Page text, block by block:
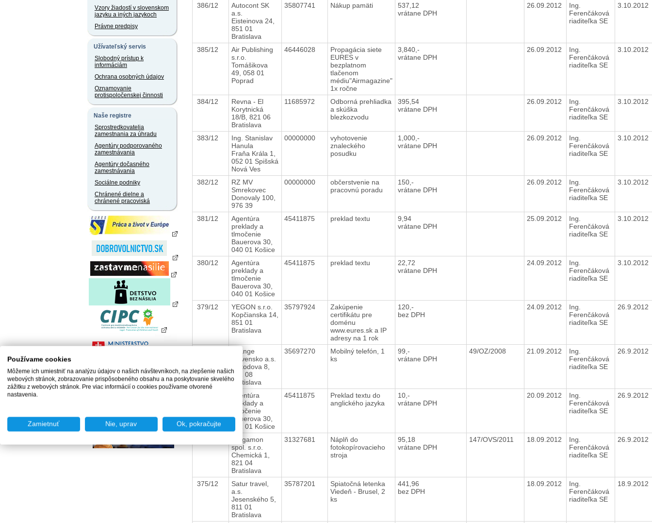
Vzory žiadostí v slovenskom
jazyku a iných jazykoch
Právne predpisy
Užívateľský servis
Slobodný prístup k
informáciám
Ochrana osobných údajov
Oznamovanie
protispoločenskej činnosti
Naše registre
Sprostredkovatelia
zamestnania za úhradu
Agentúry podporovaného
zamestnávania
Agentúry dočasného
zamestnávania
Sociálne podniky
Chránené dielne a
chránené pracoviská
386/12
Autocont SK
a.s.
Eisteinova 24,
851 01
Bratislava
35807741 Nákup pamäti
537,12
vrátane DPH
26.09.2012
Ing.
Ferenčáková
riaditeľka SE
3.10.2012
385/12
Air Publishing
s.r.o.
Tomášikova
49, 058 01
Poprad
46446028
Propagácia siete
EURES v
bezplatnom
tlačenom
médiu"Airmagazine"
1x ročne
3,840,-
vrátane DPH
26.09.2012
Ing.
Ferenčáková
riaditeľka SE
3.10.2012
384/12
Revna - El
Korytnická
18/B, 821 06
Bratislava
11685972
Odborná prehliadka
a skúška
blezkozvodu
395,54
vrátane DPH
26.09.2012
Ing.
Ferenčáková
riaditeľka SE
3.10.2012
383/12
Ing. Stanislav
Hanula
Fraňa Krála 1,
052 01 Spišská
Nová Ves
00000000
vyhotovenie
znaleckého
posudku
1,000,-
vrátane DPH
26.09.2012
Ing.
Ferenčáková
riaditeľka SE
3.10.2012
382/12
RZ MV
Smrekovec
Donovaly 100,
976 39
00000000
občerstvenie na
pracovnú poradu
150,-
vrátane DPH
26.09.2012
Ing.
Ferenčáková
riaditeľka SE
3.10.2012
381/12
Agentúra
preklady a
tlmočenie
Bauerova 30,
040 01 Košice
45411875 preklad textu
9,94
vrátane DPH
25.09.2012
Ing.
Ferenčáková
riaditeľka SE
3.10.2012
380/12
Agentúra
preklady a
tlmočenie
Bauerova 30,
040 01 Košice
45411875 preklad textu
22,72
vrátane DPH
24.09.2012
Ing.
Ferenčáková
riaditeľka SE
3.10.2012
379/12
YEGON s.r.o.
Kopčianska 14,
851 01
Bratislava
35797924
Zakúpenie
certifikátu pre
doménu
www.eures.sk a IP
adresy na 1 rok
120,-
bez DPH
24.09.2012
Ing.
Ferenčáková
riaditeľka SE
26.9.2012
Orange
Slovensko a.s.
Metodova 8,
821 08
Bratislava
35697270
Mobilný telefón, 1
ks
99,-
vrátane DPH
49/OZ/2008 21.09.2012
Ing.
Ferenčáková
riaditeľka SE
26.9.2012
Agentúra
preklady a
tlmočenie
Bauerova 30,
041 01 Košice
45411875
Preklad textu do
anglického jazyka
10,-
vrátane DPH
20.09.2012
Ing.
Ferenčáková
riaditeľka SE
26.9.2012
Pergamon
spol. s.r.o.
Chemická 1,
821 04
Bratislava
31327681
Náplň do
fotokopírovacieho
stroja
95,18
vrátane DPH
147/OVS/2011 18.09.2012
Ing.
Ferenčáková
riaditeľka SE
26.9.2012
375/12
Satur travel,
a.s.
Jesenského 5,
811 01
Bratislava
35787201
Spiatočná letenka
Viedeň - Brusel, 2
ks
441,96
bez DPH
18.09.2012
Ing.
Ferenčáková
riaditeľka SE
18.9.2012
Používame cookies
Môžeme ich umiestniť na analýzu údajov o našich návštevníkoch, na zlepšenie našich
webových stránok, zobrazovanie prispôsobeného obsahu a na poskytovanie skvelého
zážitku z webových stránok. Pre viac informácií o cookies používame otvorené
nastavenia.
Zamietnuť Nie, uprav Ok, pokračujte